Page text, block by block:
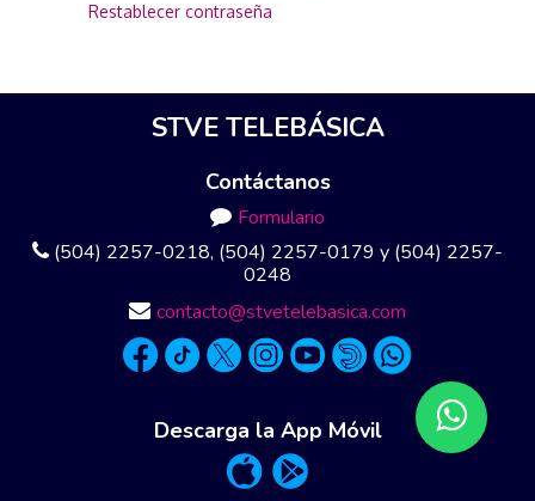
Restablecer contraseña
STVE TELEBÁSICA
Contáctanos
Formulario
(504) 2257-0218, (504) 2257-0179 y (504) 2257-
0248
contacto@stvetelebasica.com
Descarga la App Móvil